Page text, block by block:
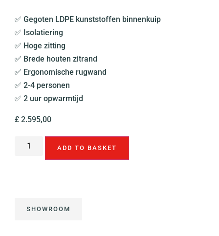
✅ Gegoten LDPE kunststoffen binnenkuip
✅ Isolatiering
✅ Hoge zitting
✅ Brede houten zitrand
✅ Ergonomische rugwand
✅ 2-4 personen
✅ 2 uur opwarmtijd
£ 2.595,00
ADD TO BASKET
SHOWROOM